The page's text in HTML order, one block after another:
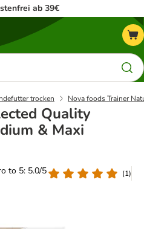
ab 39€
trocken Nova foods Trainer
Quality
& Maxi
to 5: 5.0/5
(1)